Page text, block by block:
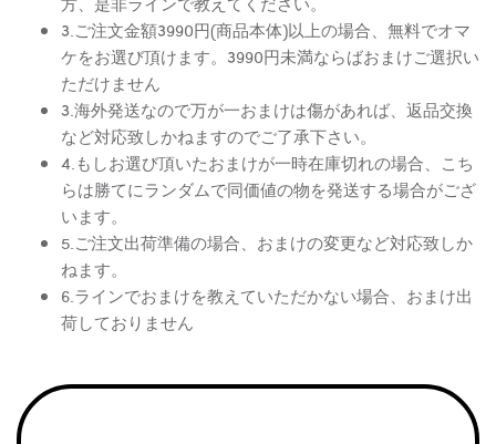
3.ご注文金額3990円(商品本体)以上の場合、無料でオマ
ケをお選び頂けます。3990円未満ならばおまけご選択い
ただけません
3.海外発送なので万が一おまけは傷があれば、返品交換
など対応致しかねますのでご了承下さい。
4.もしお選び頂いたおまけが一時在庫切れの場合、こち
らは勝てにランダムで同価値の物を発送する場合がござ
います。
5.ご注文出荷準備の場合、おまけの変更など対応致しか
ねます。
6.ラインでおまけを教えていただかない場合、おまけ出
荷しておりません